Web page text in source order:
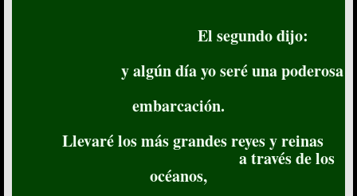
El segundo dijo:
y algún día yo seré una poderosa
embarcación.
Llevaré los más grandes reyes y reinas
a través de los
océanos,